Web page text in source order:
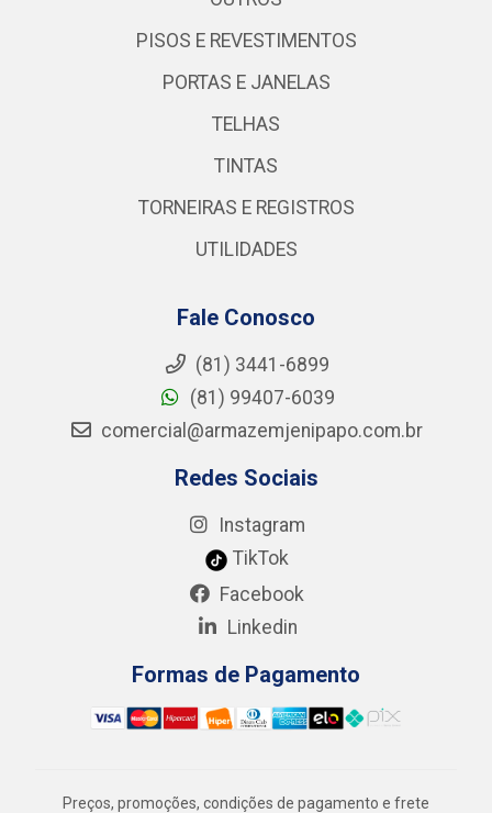
PISOS E REVESTIMENTOS
PORTAS E JANELAS
TELHAS
TINTAS
TORNEIRAS E REGISTROS
UTILIDADES
Fale Conosco
(81) 3441-6899
(81) 99407-6039
comercial@armazemjenipapo.com.br
Redes Sociais
Instagram
TikTok
Facebook
Linkedin
Formas de Pagamento
Preços, promoções, condições de pagamento e frete